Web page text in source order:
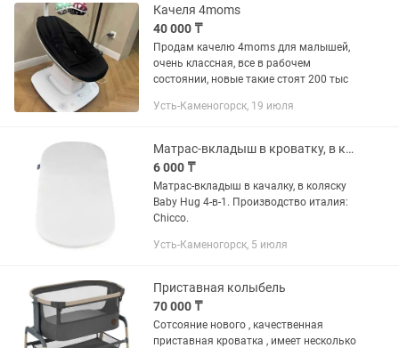
Качеля 4moms
40 000 ₸
Продам качелю 4moms для малышей,
очень классная, все в рабочем
состоянии, новые такие стоят 200 тыс
Усть-Каменогорск, 19 июля
Матрас-вкладыш в кроватку, в качалку, в коляску.
6 000 ₸
Матрас-вкладыш в качалку, в коляску
Baby Hug 4-в-1. Производство италия:
Chicco.
Усть-Каменогорск, 5 июля
Приставная колыбель
70 000 ₸
Сотсояние нового , качественная
приставная кроватка , имеет несколько